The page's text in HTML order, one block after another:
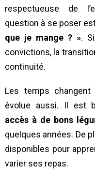
respectueuse de
question à se poser
que je mange ? ».
convictions, la
continuité.
Les temps
évolue aussi. Il est
accès à de bons
quelques années. De
disponibles pour
varier ses repas.